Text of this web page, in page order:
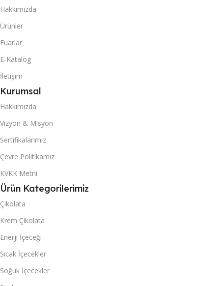
20 DC KONTEYNER
40 DC KONTEYNER
8466
KUTU & (POŞET) İÇI ADET
24
Hakkımızda
Ürünler
Fuarlar
E-Katalog
İletişim
Kurumsal
Hakkımızda
Vizyon & Misyon
Sertifikalarımız
Çevre Politikamız
KVKK Metni
Ürün Kategorilerimiz
Çikolata
Krem Çikolata
Enerji İçeceği
Sıcak İçecekler
Soğuk İçecekler